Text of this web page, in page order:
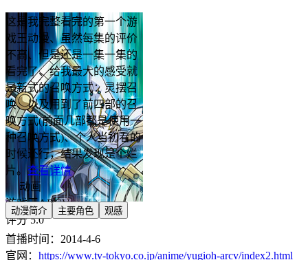
这是我完整看完的第一个游
戏王动漫、虽然每集的评价
不高、但是还是一集一集的
看完了、给我最大的感受就
是新式的召唤方式：灵摆召
唤、以及用到了前四部的召
唤方式(前面几部都是使用一
种召唤方式)、个人当初看的
时候还行，结果发现是个烂
片。查看详情
动画
游戏王ARCV
评分 5.0
动漫简介 主要角色 观感
首播时间：2014-4-6
官网： https://www.tv-tokyo.co.jp/anime/yugioh-arcv/index2.html